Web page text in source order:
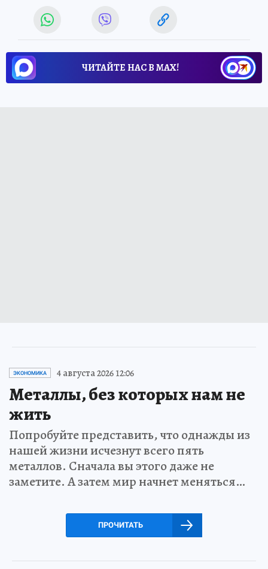
ЧИТАЙТЕ НАС В МАХ!
ЭКОНОМИКА 4 августа 2026 12:06
Металлы, без которых нам не
жить
Попробуйте представить, что однажды из
нашей жизни исчезнут всего пять
металлов. Сначала вы этого даже не
заметите. А затем мир начнет меняться…
ПРОЧИТАТЬ